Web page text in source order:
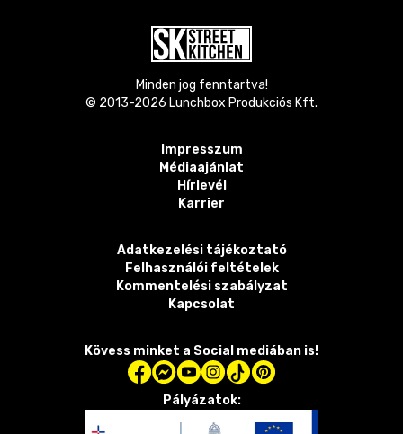
Minden jog fenntartva!
© 2013-2026 Lunchbox Produkciós Kft.
Impresszum
Médiaajánlat
Hírlevél
Karrier
Adatkezelési tájékoztató
Felhasználói feltételek
Kommentelési szabályzat
Kapcsolat
Kövess minket a Social mediában is!
Pályázatok: